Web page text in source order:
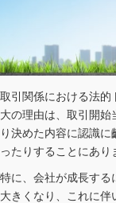
取引関係における法的
大の理由は、取引開始
り決めた内容に認識
ったりすることにあり
特に、会社が成長する
大きくなり、これに